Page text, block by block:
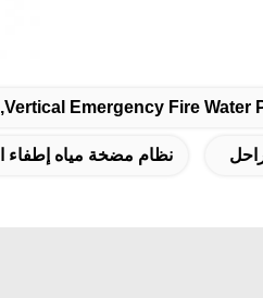
Emergency Fire Water
نظام مضخة مياه إطفاء